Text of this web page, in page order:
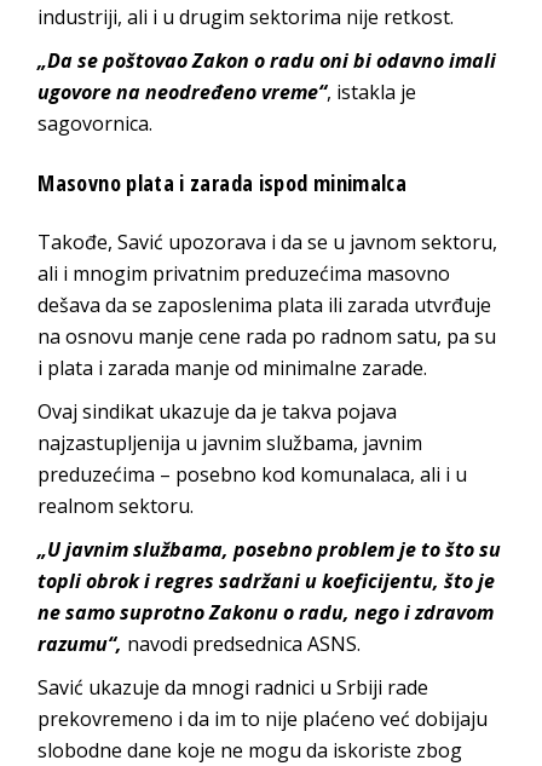
industriji, ali i u drugim sektorima nije retkost.
„Da se poštovao Zakon o radu oni bi odavno imali
ugovore na neodređeno vreme“, istakla je
sagovornica.
Masovno plata i zarada ispod minimalca
Takođe, Savić upozorava i da se u javnom sektoru,
ali i mnogim privatnim preduzećima masovno
dešava da se zaposlenima plata ili zarada utvrđuje
na osnovu manje cene rada po radnom satu, pa su
i plata i zarada manje od minimalne zarade.
Ovaj sindikat ukazuje da je takva pojava
najzastupljenija u javnim službama, javnim
preduzećima – posebno kod komunalaca, ali i u
realnom sektoru.
„U javnim službama, posebno problem je to što su
topli obrok i regres sadržani u koeficijentu, što je
ne samo suprotno Zakonu o radu, nego i zdravom
razumu“, navodi predsednica ASNS.
Savić ukazuje da mnogi radnici u Srbiji rade
prekovremeno i da im to nije plaćeno već dobijaju
slobodne dane koje ne mogu da iskoriste zbog